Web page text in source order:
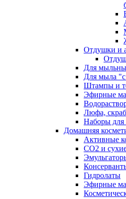
Отдушки и
Для
Для мыла
Штампы и
Эфирные
Люфа,
Наборы для
Домашняя
Активные
СО2 и
Гидролаты
Эфирные